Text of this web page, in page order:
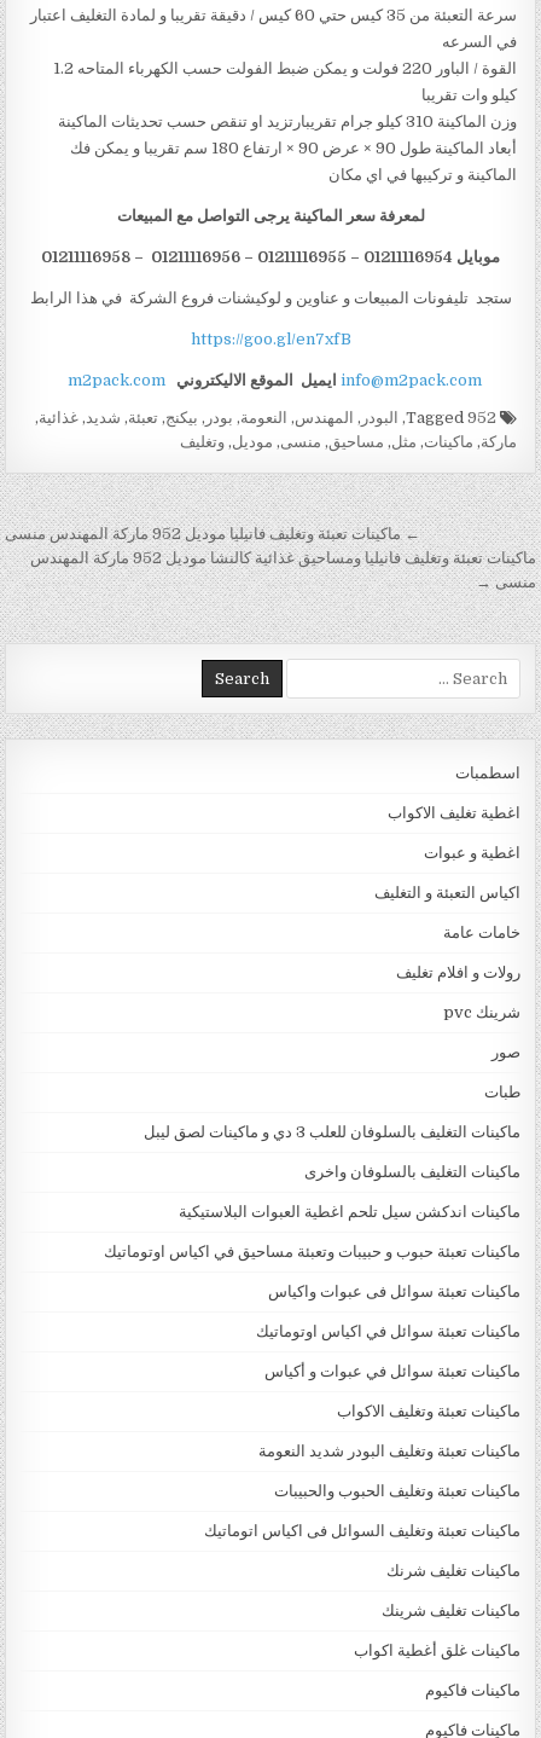
سرعة التعبئة من 35 كيس حتي 60 كيس / دقيقة تقريبا و لمادة التغليف اعتبار
في السرعه
القوة / الباور 220 فولت و يمكن ضبط الفولت حسب الكهرباء المتاحه 1.2
كيلو وات تقريبا
وزن الماكينة 310 كيلو جرام تقريبارتزيد او تنقص حسب تحديثات الماكينة
أبعاد الماكينة طول 90 × عرض 90 × ارتفاع 180 سم تقريبا و يمكن فك
الماكينة و تركيبها في اي مكان
لمعرفة سعر الماكينة يرجى التواصل مع المبيعات
موبايل 01211116954 – 01211116955 – 01211116956 – 01211116958
ستجد تليفونات المبيعات و عناوين و لوكيشنات فروع الشركة في هذا الرابط
https://goo.gl/en7xfB
info@m2pack.com ايميل الموقع الاليكتروني m2pack.com
952
, البودر , المهندس, النعومة, بودر , بيكنج,تعبئة, شديد,غذائية,
ماركة, ماكينات, مثل, مساحيق, منسى, موديل,وتغليف
تصفّح المقالات← ماكينات تعبئة وتغليف فانيليا موديل 952 ماركة المهندس منسى
ماكينات تعبئة وتغليف فانيليا ومساحيق غذائية كالنشا موديل 952 ماركة المهندس
منسى →
Search for:
اسطمبات
اغطية تغليف الاكواب
اغطية و عبوات
اكياس التعبئة و التغليف
خامات عامة
رولات و افلام تغليف
شرينك pvc
صور
طبات
ماكينات التغليف بالسلوفان للعلب 3 دي و ماكينات لصق ليبل
ماكينات التغليف بالسلوفان واخرى
ماكينات اندكشن سيل تلحم اغطية العبوات البلاستيكية
ماكينات تعبئة حبوب و حبيبات وتعبئة مساحيق في اكياس اوتوماتيك
ماكينات تعبئة سوائل فى عبوات واكياس
ماكينات تعبئة سوائل في اكياس اوتوماتيك
ماكينات تعبئة سوائل في عبوات و أكياس
ماكينات تعبئة وتغليف الاكواب
ماكينات تعبئة وتغليف البودر شديد النعومة
ماكينات تعبئة وتغليف الحبوب والحبيبات
ماكينات تعبئة وتغليف السوائل فى اكياس اتوماتيك
ماكينات تغليف شرنك
ماكينات تغليف شرينك
ماكينات غلق أغطية اكواب
ماكينات فاكيوم
ماكينات فاكيوم